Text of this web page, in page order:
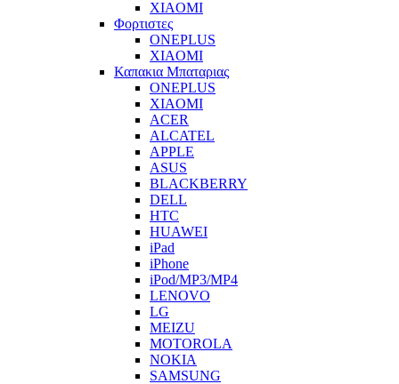
XIAOMI
Φορτιστες
ONEPLUS
XIAOMI
Καπακια Μπαταριας
ONEPLUS
XIAOMI
ACER
ALCATEL
APPLE
ASUS
BLACKBERRY
DELL
HTC
HUAWEI
iPad
iPhone
iPod/MP3/MP4
LENOVO
LG
MEIZU
MOTOROLA
NOKIA
SAMSUNG